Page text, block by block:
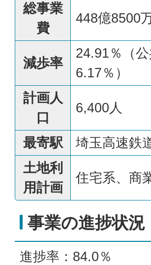
総事業
費
448億8500
減歩率
24.91％（
6.17％）
計画人
口
6,400人
最寄駅
埼玉高速鉄
土地利
用計画
住宅系、商
事業の進捗状
進捗率：84.0％